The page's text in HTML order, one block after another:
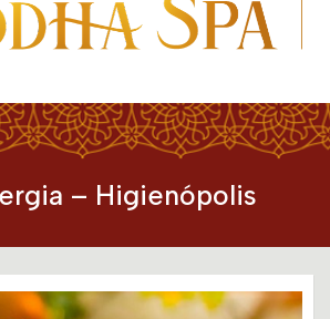
– Higienópolis